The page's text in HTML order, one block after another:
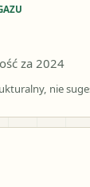
za 2024
nie